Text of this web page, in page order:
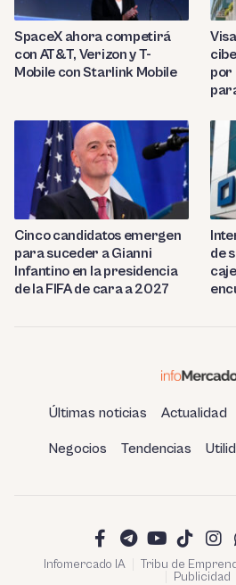
SpaceX ahora competirá
con AT&T, Verizon y T-
Mobile con Starlink Mobile
por
Cinco candidatos emergen
para suceder a Gianni
Infantino en la presidencia
de la FIFA de cara a 2027
de
Últimas noticias Actualidad
Negocios Tendencias
Infomercado IA Tribu de
Publicidad